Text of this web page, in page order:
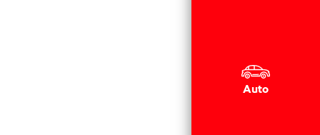
Auto